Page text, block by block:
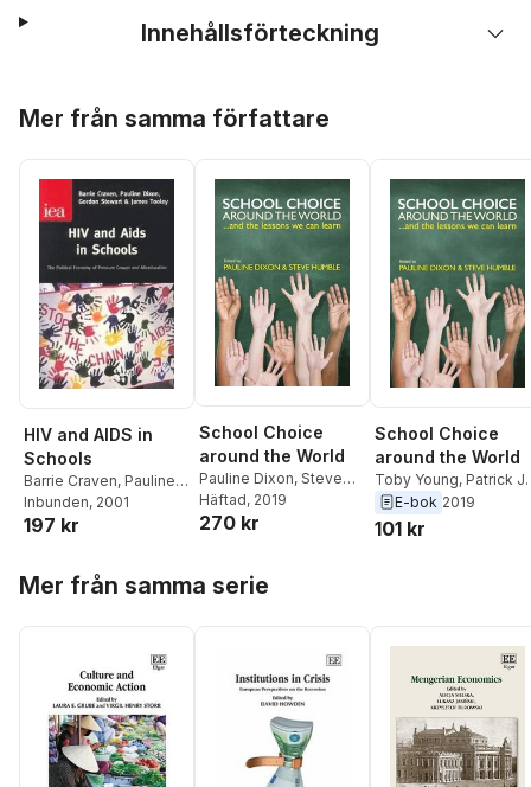
Innehållsförteckning
Mer från samma författare
HIV and AIDS in
Schools
Barrie Craven, Pauline
Dixon,Gordon Stewart
James Tooley
Inbunden, 2001
197 kr
School Choice
around the World
Pauline Dixon, Steve
Humble ,Pauline Dixon
Steve Humble
Häftad, 2019
270 kr
School Choice
around the World
Toby Young, Patrick J.
Wolf,M. Danish
Shakeel
Humble,Pauline Dixon
E-bok 2019
101 kr
Mer från samma serie